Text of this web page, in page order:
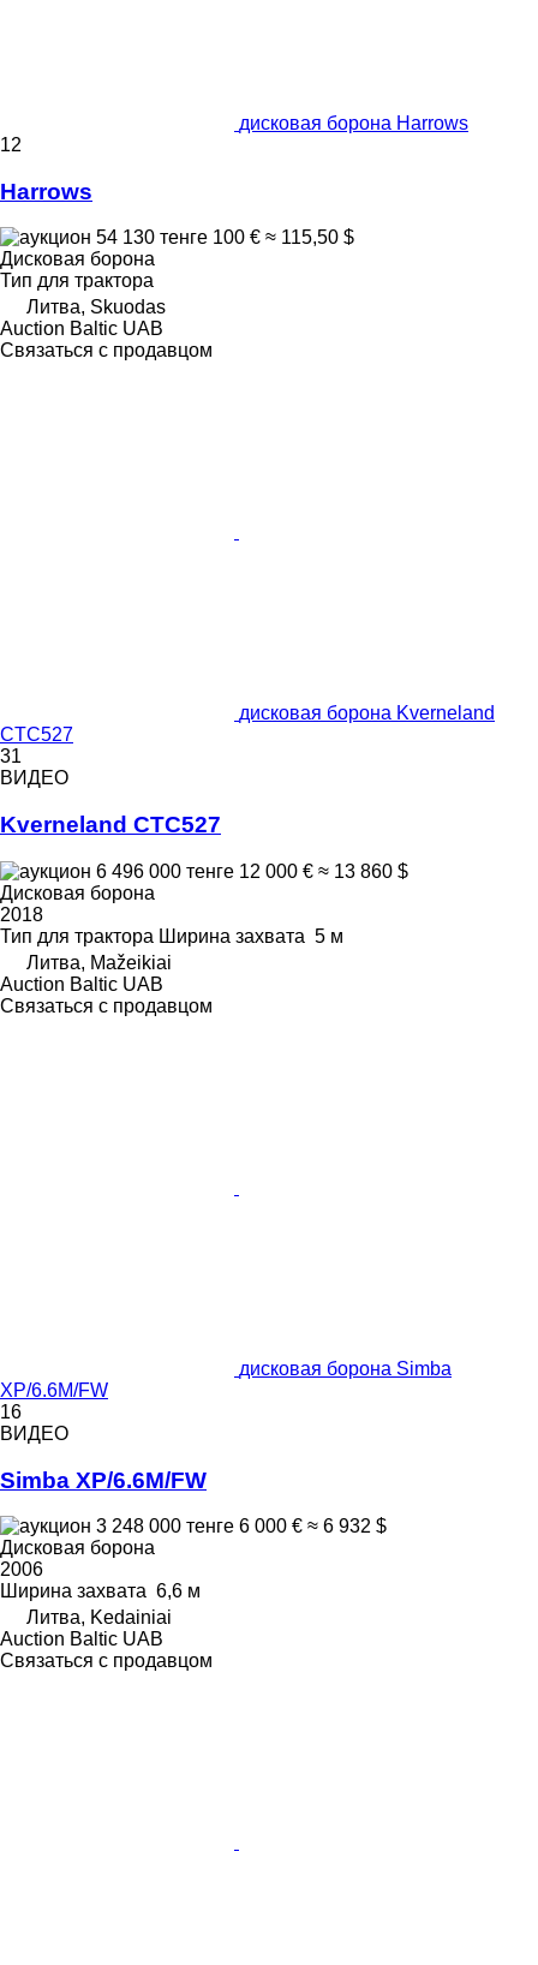
дисковая борона Harrows
12
Harrows
54 130 тенге 100 € ≈ 115,50 $
Дисковая борона
Тип для трактора
Литва, Skuodas
Auction Baltic UAB
Связаться с продавцом
дисковая борона Kverneland
CTC527
31
ВИДЕО
Kverneland CTC527
6 496 000 тенге 12 000 € ≈ 13 860 $
Дисковая борона
2018
Тип для трактора Ширина захвата 5 м
Литва, Mažeikiai
Auction Baltic UAB
Связаться с продавцом
дисковая борона Simba
XP/6.6M/FW
16
ВИДЕО
Simba XP/6.6M/FW
3 248 000 тенге 6 000 € ≈ 6 932 $
Дисковая борона
2006
Ширина захвата 6,6 м
Литва, Kedainiai
Auction Baltic UAB
Связаться с продавцом